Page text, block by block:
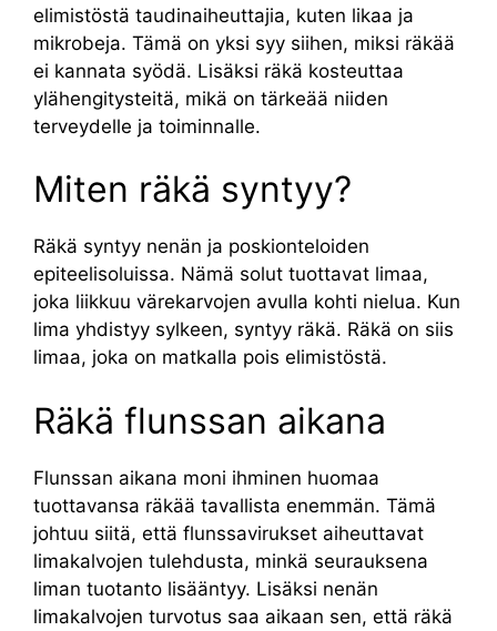
elimistöstä taudinaiheuttajia, kuten likaa ja
mikrobeja. Tämä on yksi syy siihen, miksi räkää
ei kannata syödä. Lisäksi räkä kosteuttaa
ylähengitysteitä, mikä on tärkeää niiden
terveydelle ja toiminnalle.
Miten räkä syntyy?
Räkä syntyy nenän ja poskionteloiden
epiteelisoluissa. Nämä solut tuottavat limaa,
joka liikkuu värekarvojen avulla kohti nielua. Kun
lima yhdistyy sylkeen, syntyy räkä. Räkä on siis
limaa, joka on matkalla pois elimistöstä.
Räkä flunssan aikana
Flunssan aikana moni ihminen huomaa
tuottavansa räkää tavallista enemmän. Tämä
johtuu siitä, että flunssavirukset aiheuttavat
limakalvojen tulehdusta, minkä seurauksena
liman tuotanto lisääntyy. Lisäksi nenän
limakalvojen turvotus saa aikaan sen, että räkä